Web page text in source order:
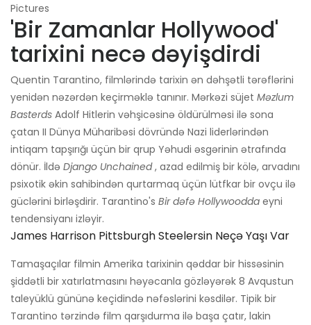
Pictures
'Bir Zamanlar Hollywood'
tarixini necə dəyişdirdi
Quentin Tarantino, filmlərində tarixin ən dəhşətli tərəflərini
yenidən nəzərdən keçirməklə tanınır. Mərkəzi süjet Məzlum
Basterds Adolf Hitlerin vəhşicəsinə öldürülməsi ilə sona
çatan II Dünya Müharibəsi dövründə Nazi liderlərindən
intiqam tapşırığı üçün bir qrup Yəhudi əsgərinin ətrafında
dönür. İldə Django Unchained, azad edilmiş bir kölə, arvadını
psixotik əkin sahibindən qurtarmaq üçün lütfkar bir ovçu ilə
güclərini birləşdirir. Tarantino's Bir dəfə Hollywoodda eyni
tendensiyanı izləyir.
James Harrison Pittsburgh Steelersin Neçə Yaşı Var
Tamaşaçılar filmin Amerika tarixinin qəddar bir hissəsinin
şiddətli bir xatırlatmasını həyəcanla gözləyərək 8 Avqustun
taleyüklü gününə keçidində nəfəslərini kəsdilər. Tipik bir
Tarantino tərzində film qarşıdurma ilə başa çatır, lakin